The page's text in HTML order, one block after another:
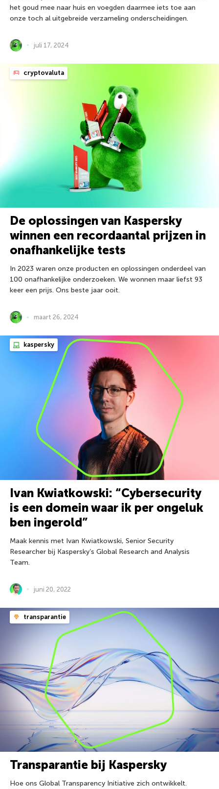
het goud mee naar huis en voegden daarmee iets toe aan
onze toch al uitgebreide verzameling onderscheidingen.
juli 17, 2024
cryptovaluta
De oplossingen van Kaspersky
winnen een recordaantal prijzen in
onafhankelijke tests
In 2023 waren onze producten en oplossingen onderdeel van
100 onafhankelijke onderzoeken. We wonnen maar liefst 93
keer een prijs. Ons beste jaar ooit.
maart 26, 2024
kaspersky
Ivan Kwiatkowski: “Cybersecurity
is een domein waar ik per ongeluk
ben ingerold”
Maak kennis met Ivan Kwiatkowski, Senior Security
Researcher bij Kaspersky’s Global Research and Analysis
Team.
juni 20, 2022
transparantie
Transparantie bij Kaspersky
Hoe ons Global Transparency Initiative zich ontwikkelt.